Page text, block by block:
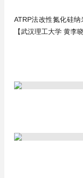
ATRP法改性氮化硅
【武汉理工大学 黄李晓